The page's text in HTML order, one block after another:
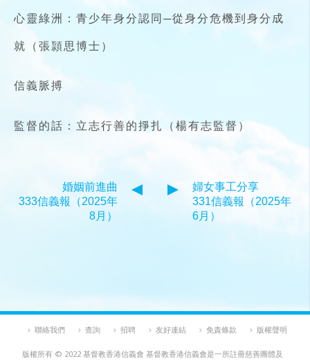
心靈綠洲：青少年身分認同─從身分危機到身分成
就（張頴思博士）
信義脈搏
監督的話：立志行善的掙扎（楊有志監督）
婚姻前進曲
333信義報（2025年
8月）
婦女事工分享
331信義報（2025年
6月）
聯絡我們 查詢 招聘 友好連結 免責條款 版權聲明
版權所有 © 2022 基督教香港信義會 基督教香港信義會是一所註冊慈善團體及